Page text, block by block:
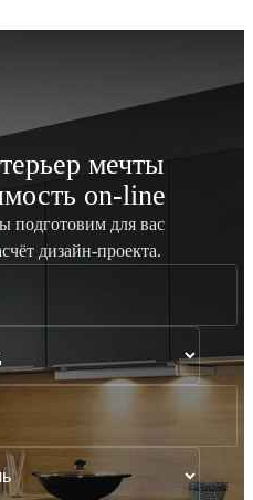
мечты
on-line
подготовим для вас
дизайн-проекта.